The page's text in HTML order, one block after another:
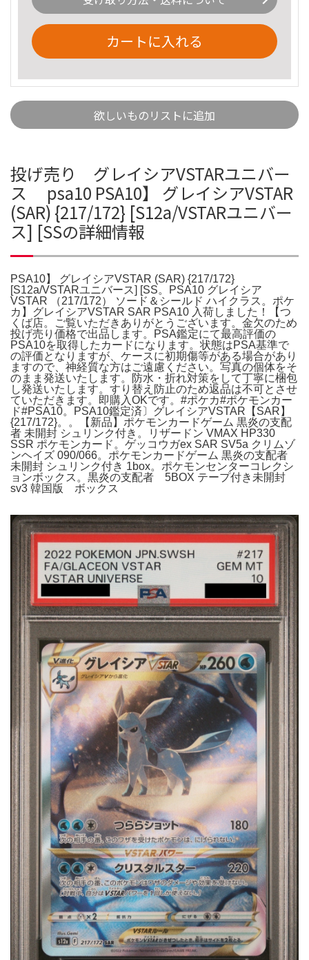
カートに入れる
欲しいものリストに追加
投げ売り グレイシアVSTARユニバー
ス psa10 PSA10】 グレイシアVSTAR
(SAR) {217/172} [S12a/VSTARユニバー
ス] [SSの詳細情報
PSA10】 グレイシアVSTAR (SAR) {217/172}
[S12a/VSTARユニバース] [SS。PSA10 グレイシア
VSTAR （217/172） ソード＆シールド ハイクラス。ポケ
カ】グレイシアVSTAR SAR PSA10 入荷しました！【つ
くば店。ご覧いただきありがとうございます。金欠のため
投げ売り価格で出品します。PSA鑑定にて最高評価の
PSA10を取得したカードになります。状態はPSA基準で
の評価となりますが、ケースに初期傷等がある場合があり
ますので、神経質な方はご遠慮ください。写真の個体をそ
のまま発送いたします。防水・折れ対策をして丁寧に梱包
し発送いたします。すり替え防止のため返品は不可とさせ
ていただきます。即購入OKです。#ポケカ#ポケモンカー
ド#PSA10。PSA10鑑定済〕グレイシアVSTAR【SAR】
{217/172}。。【新品】ポケモンカードゲーム 黒炎の支配
者 未開封 シュリンク付き。リザードン VMAX HP330
SSR ポケモンカード。ゲッコウガex SAR SV5a クリムゾ
ンヘイズ 090/066。ポケモンカードゲーム 黒炎の支配者
未開封 シュリンク付き 1box。ポケモンセンターコレクシ
ョンボックス。黒炎の支配者 5BOX テープ付き未開封
sv3 韓国版 ボックス